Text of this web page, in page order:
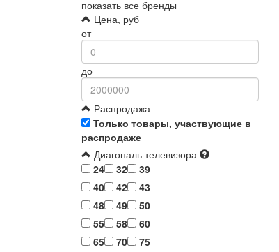
показать все бренды
Цена, руб
от
до
Распродажа
Только товары, участвующие в
распродаже
Диагональ телевизора
24
32
39
40
42
43
48
49
50
55
58
60
65
70
75